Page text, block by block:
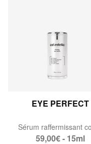
EYE PERFECT
59,00€ - 15ml